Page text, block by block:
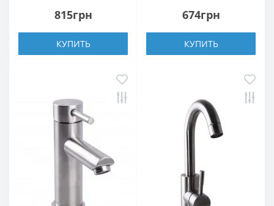
815грн
КУПИТЬ
674грн
КУПИТЬ